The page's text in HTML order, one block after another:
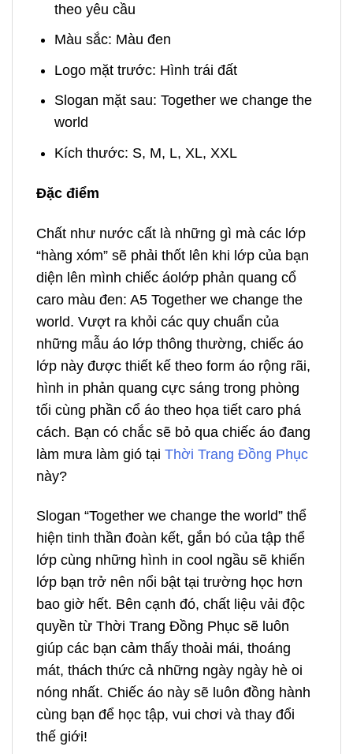
theo yêu cầu
Màu sắc: Màu đen
Logo mặt trước: Hình trái đất
Slogan mặt sau: Together we change the
world
Kích thước: S, M, L, XL, XXL
Đặc điểm
Chất như nước cất là những gì mà các lớp
“hàng xóm” sẽ phải thốt lên khi lớp của bạn
diện lên mình chiếc áolớp phản quang cổ
caro màu đen: A5 Together we change the
world. Vượt ra khỏi các quy chuẩn của
những mẫu áo lớp thông thường, chiếc áo
lớp này được thiết kế theo form áo rộng rãi,
hình in phản quang cực sáng trong phòng
tối cùng phần cổ áo theo họa tiết caro phá
cách. Bạn có chắc sẽ bỏ qua chiếc áo đang
làm mưa làm gió tại Thời Trang Đồng Phục
này?
Slogan “Together we change the world” thể
hiện tinh thần đoàn kết, gắn bó của tập thể
lớp cùng những hình in cool ngầu sẽ khiến
lớp bạn trở nên nổi bật tại trường học hơn
bao giờ hết. Bên cạnh đó, chất liệu vải độc
quyền từ Thời Trang Đồng Phục sẽ luôn
giúp các bạn cảm thấy thoải mái, thoáng
mát, thách thức cả những ngày ngày hè oi
nóng nhất. Chiếc áo này sẽ luôn đồng hành
cùng bạn để học tập, vui chơi và thay đổi
thế giới!